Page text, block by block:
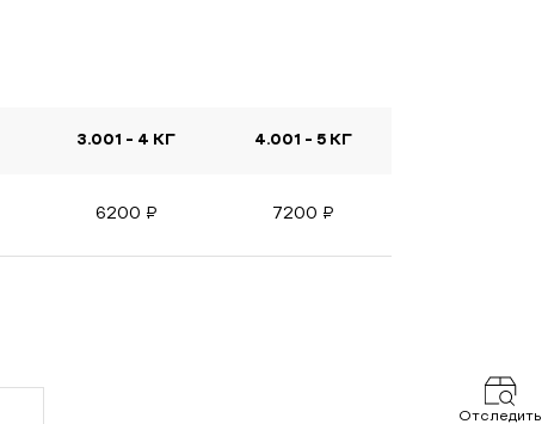
Отследить
3.001 - 4 КГ 4.001 - 5 КГ
6200 ₽ 7200 ₽